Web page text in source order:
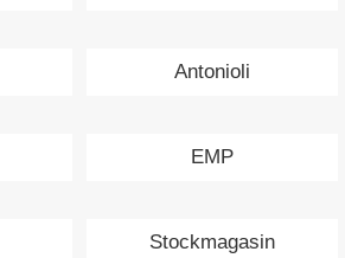
Antonioli
EMP
Stockmagasin